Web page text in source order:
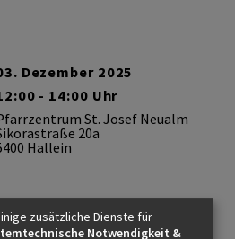
Dezember 2025
- 14:00 Uhr
St. Josef Neualm
20a
Hallein
zusätzliche Dienste für
Notwendigkeit &